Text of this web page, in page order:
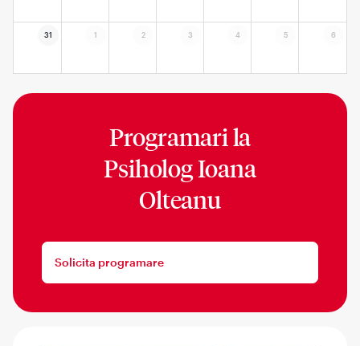
31 1 2 3 4 5 6
Programari la
Psiholog Ioana
Olteanu
Solicita programare